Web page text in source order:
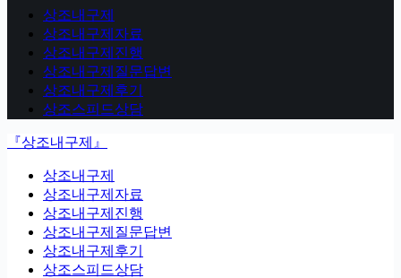
상조내구제
상조내구제자료
상조내구제진행
상조내구제질문답변
상조내구제후기
상조스피드상담
『상조내구제』
상조내구제
상조내구제자료
상조내구제진행
상조내구제질문답변
상조내구제후기
상조스피드상담